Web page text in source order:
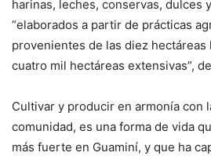
harinas, leches, conservas, dulces
“elaborados a partir de prácticas
provenientes de las diez hectáreas
cuatro mil hectáreas extensivas”,
Cultivar y producir en armonía con
comunidad, es una forma de vida
más fuerte en Guaminí, y que ha